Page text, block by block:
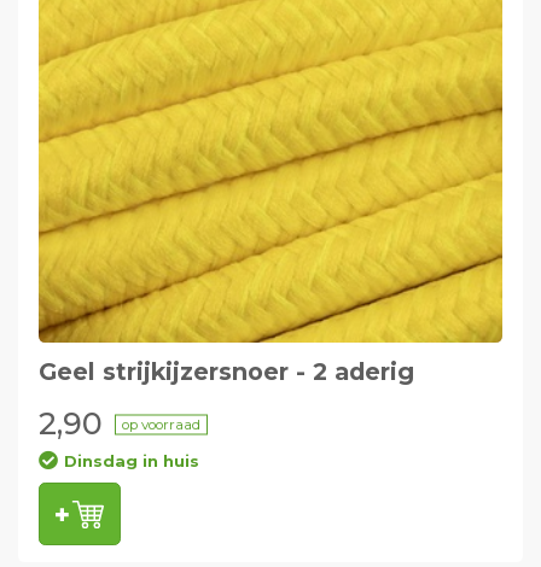
Geel strijkijzersnoer - 2 aderig
2,90 op voorraad
Dinsdag in huis